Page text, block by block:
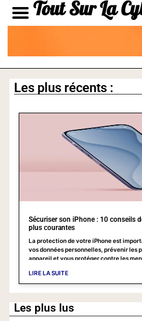
Tout Sur La
Les plus lus
Les plus récents :
Sécuriser son iPhone : 10 conseils
plus courantes
La protection de votre iPhone est
vos données personnelles, prévenir les
appareil et vous protéger contre les
LIRE LA SUITE